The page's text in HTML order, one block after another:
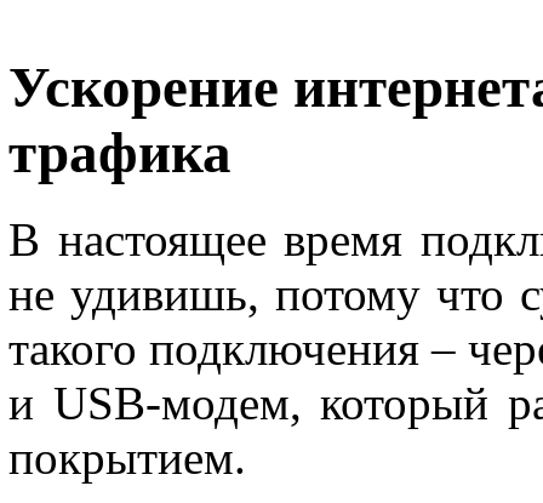
Ускорение
трафика
В настоящее время
не удивишь, потому что
такого подключения –
и USB-модем, который
покрытием.